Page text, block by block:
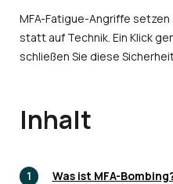
MFA-Fatigue-Angriffe
statt auf Technik. Ein Klick
schließen Sie diese
Inhalt
Was ist MFA-